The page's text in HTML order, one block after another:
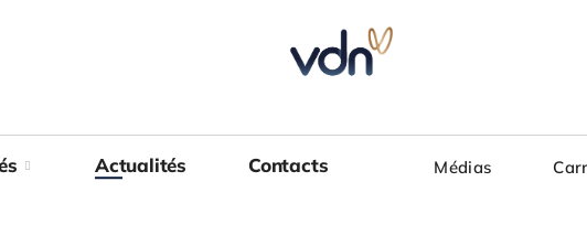
Actualités Contacts Médias
Actualités Contacts Médias